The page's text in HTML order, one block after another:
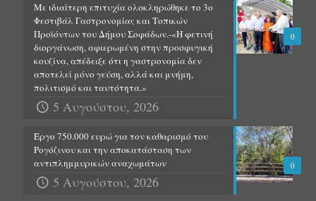
0
Με ιδιαίτερη επιτυχία ολοκληρώθηκε το 3ο
Φεστιβάλ Γαστρονομίας και Τοπικών
Προϊόντων του Δήμου Σοφάδων.-«Η φετινή
διοργάνωση, αφιερωμένη στην προσφυγική
κουζίνα, απέδειξε ότι η γαστρονομία δεν
αποτελεί μόνο γεύση, αλλά και μνήμη,
πολιτισμό και ταυτότητα.»
5 Αυγούστου, 2026
0
Έργο 750.000 ευρώ για τον καθαρισμό του
Ρογόζινου και την αποκατάσταση των
αντιπλημμυρικών αναχωμάτων
5 Αυγούστου, 2026